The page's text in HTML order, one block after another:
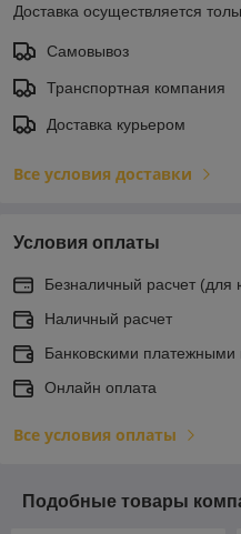
Доставка осуществляется
Самовывоз
Транспортная компания
Доставка курьером
Все условия доставки
Условия оплаты
Безналичный расчет (для
Наличный расчет
Банковскими платежными
Онлайн оплата
Все условия оплаты
Подобные товары